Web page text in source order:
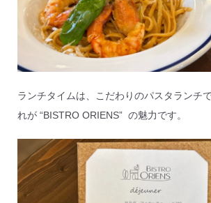
ランチタイムは、こだわりのパスタランチ
れが “BISTRO ORIENS” の魅力です。